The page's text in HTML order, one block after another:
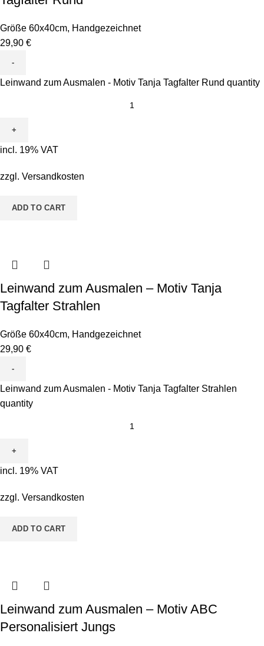
Größe 60x40cm, Handgezeichnet
29,90 €
Leinwand zum Ausmalen - Motiv Tanja Tagfalter Rund quantity
incl. 19% VAT
zzgl. Versandkosten
ADD TO CART
Leinwand zum Ausmalen – Motiv Tanja
Tagfalter Strahlen
Größe 60x40cm, Handgezeichnet
29,90 €
Leinwand zum Ausmalen - Motiv Tanja Tagfalter Strahlen
quantity
incl. 19% VAT
zzgl. Versandkosten
ADD TO CART
Leinwand zum Ausmalen – Motiv ABC
Personalisiert Jungs